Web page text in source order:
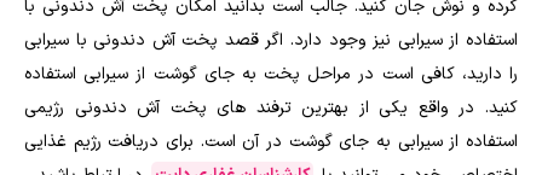
کرده و نوش جان کنید.‌ جالب است بدانید امکان پخت آش دندونی با
استفاده از سیرابی نیز وجود دارد. اگر قصد پخت آش دندونی با سیرابی
را دارید، کافی است در مراحل پخت به جای گوشت از سیرابی استفاده
کنید.‌ در واقع یکی از بهترین ترفند های پخت آش دندونی رژیمی
استفاده از سیرابی به جای گوشت در آن است. برای دریافت رژیم غذایی